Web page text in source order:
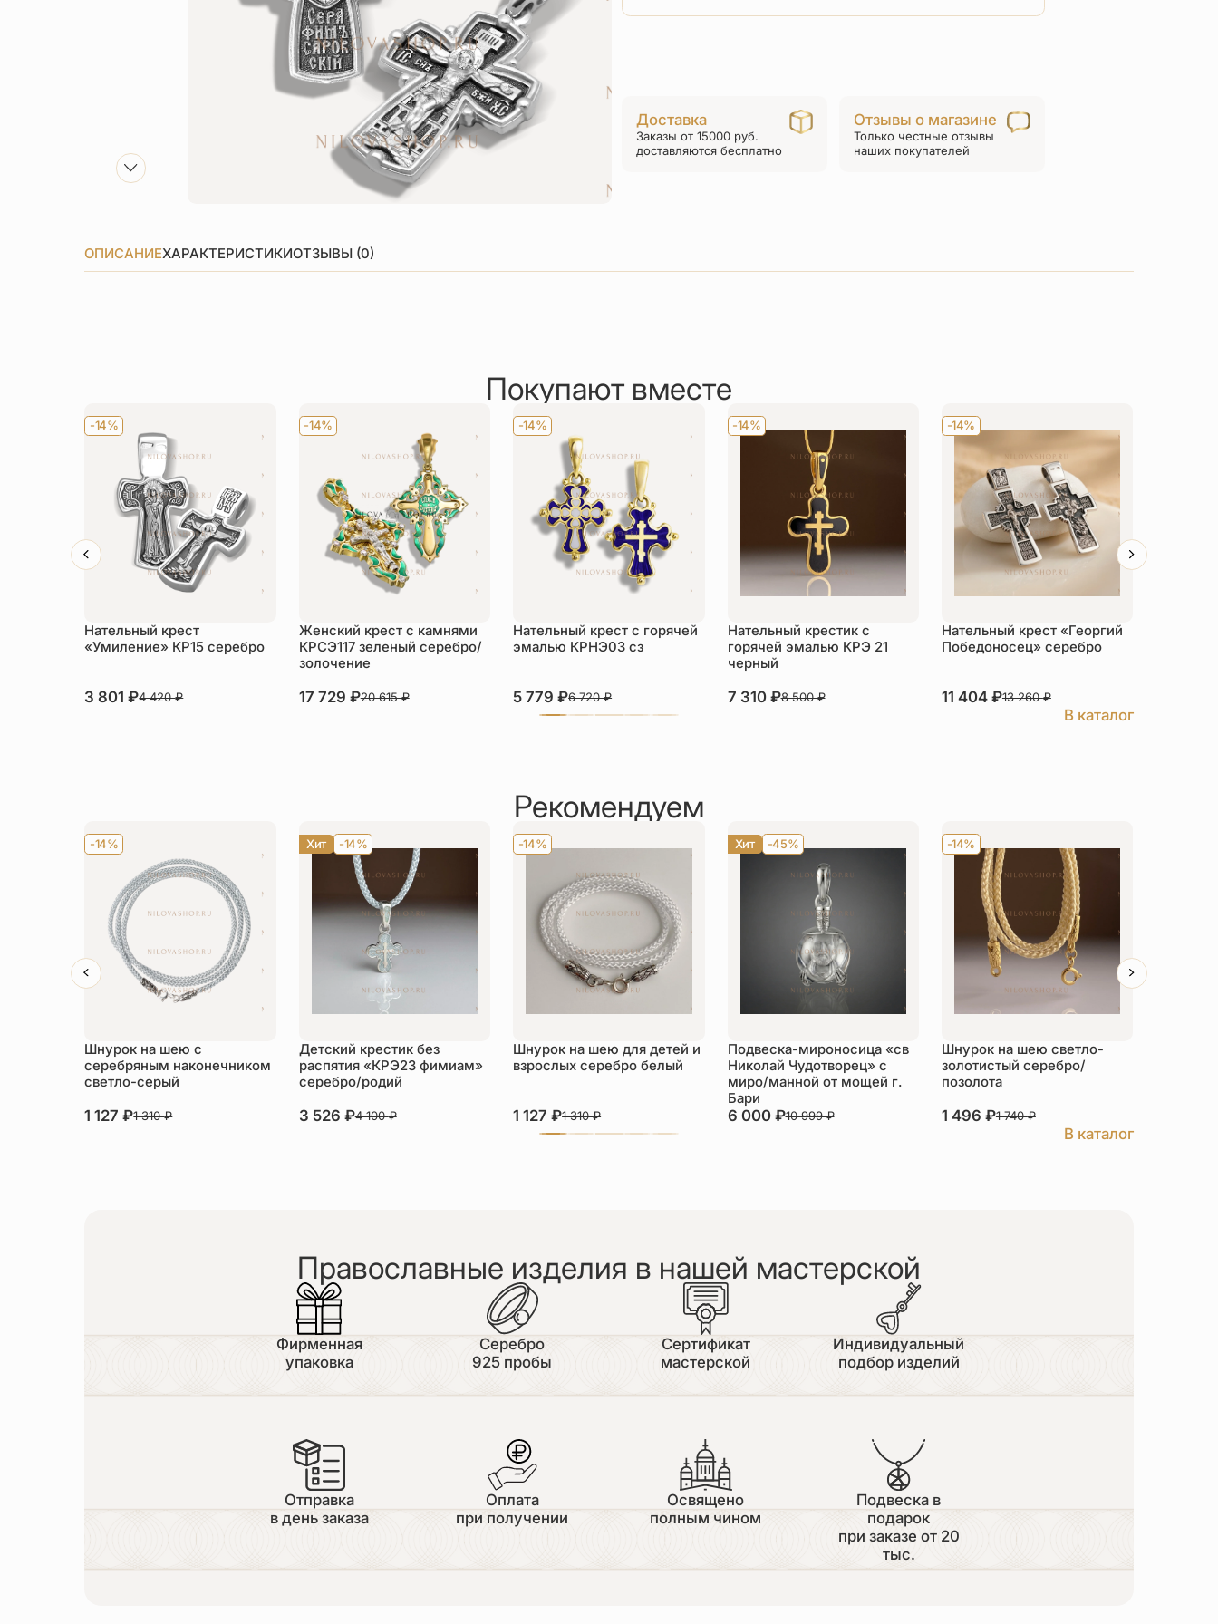
товара
серебро
Доставка
Заказы от 15000 руб.
доставляются бесплатно
Отзывы о магазине
Только честные отзывы
наших покупателей
ОПИСАНИЕХАРАКТЕРИСТИКИОТЗЫВЫ (0)
Покупают вместе
-14%
Нательный крест
«Умиление» КР15 серебро
3 801₽4 420₽
-14%
Женский крест с камнями
КРСЭ117 зеленый серебро/
золочение
17 729 ₽20 615₽
-14%
Нательный крест с горячей
эмалью КРНЭ03 сз
5 779₽6 720₽
-14%
Нательный крестик с
горячей эмалью КРЭ 21
черный
7 310 ₽8 500₽
-14%
Нательный крест «Георгий
Победоносец» серебро
11 404 ₽13 260₽
В каталог
Рекомендуем
-14%
Шнурок на шею с
серебряным наконечником
светло-серый
1 127₽1 310₽
Хит -14%
Детский крестик без
распятия «КРЭ23 фимиам»
серебро/родий
3 526 ₽4 100₽
-14%
Шнурок на шею для детей и
взрослых серебро белый
1 127₽1 310₽
Хит -45%
Подвеска-мироносица «св
Николай Чудотворец» с
миро/манной от мощей г.
Бари
6 000 ₽10 999₽
-14%
Шнурок на шею светло-
золотистый серебро/
позолота
1 496 ₽1 740₽
В каталог
Православные изделия в нашей мастерской
Фирменная
упаковка
Серебро
925 пробы
Сертификат
мастерской
Индивидуальный
подбор изделий
Отправка
в день заказа
Оплата
при получении
Освящено
полным чином
Подвеска в
подарок
при заказе от 20
тыс.